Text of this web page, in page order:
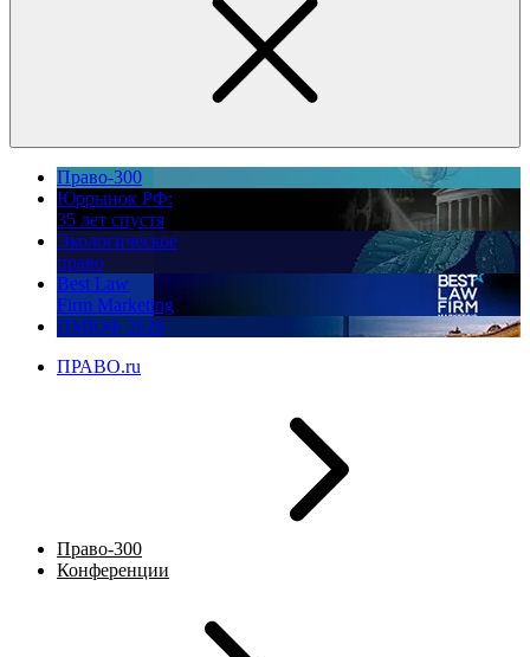
Право-300
Юррынок РФ:
35 лет спустя
Экологическое
право
Best Law
Firm Marketing
ПМЮФ 2026
ПРАВО.ru
Право-300
Конференции